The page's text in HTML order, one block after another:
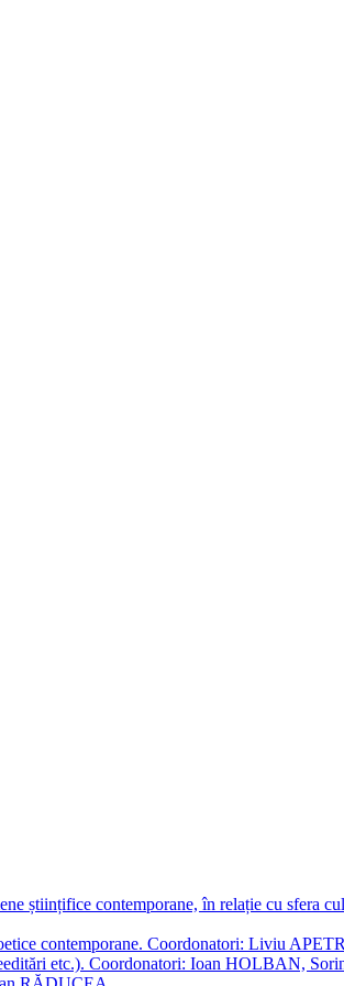
științifice contemporane, în relație cu sfera
contemporane. Coordonatori: Liviu
etc.). Coordonatori: Ioan HOLBAN,